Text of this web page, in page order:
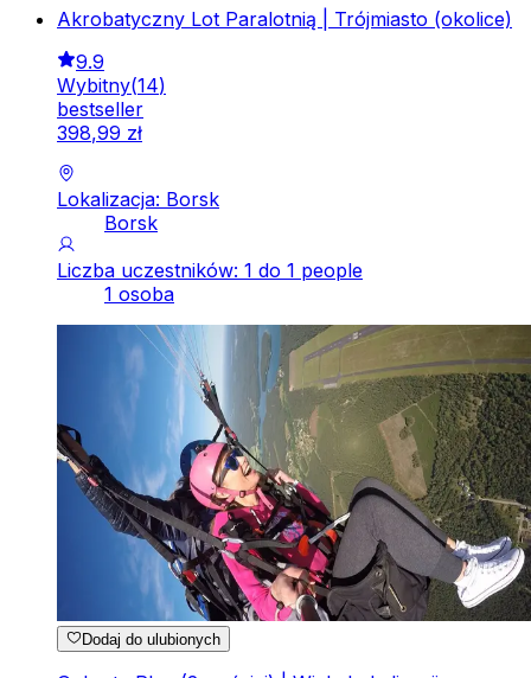
Akrobatyczny Lot Paralotnią | Trójmiasto (okolice)
9.9
Wybitny(14)
bestseller
398,99 zł
Lokalizacja: Borsk
Borsk
Liczba uczestników: 1 do 1 people
1 osoba
Dodaj do ulubionych